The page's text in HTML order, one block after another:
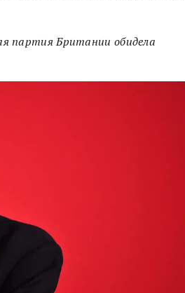
партия Британии обидела